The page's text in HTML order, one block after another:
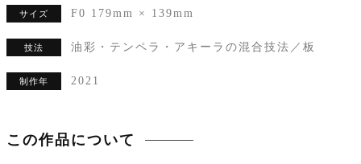
サイズ F0 179mm × 139mm
技法 油彩・テンペラ・アキーラの混合技法／板
制作年 2021
この作品について